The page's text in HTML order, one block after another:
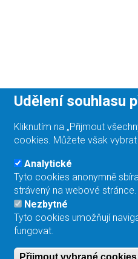
Udělení souhlasu
Kliknutím na „Přijmout
cookies. Můžete však
Analytické
Tyto cookies anonymně
strávený na webové stránce.
Nezbytné
Tyto cookies umožňují
fungovat.
Přijmout vybrané cookies